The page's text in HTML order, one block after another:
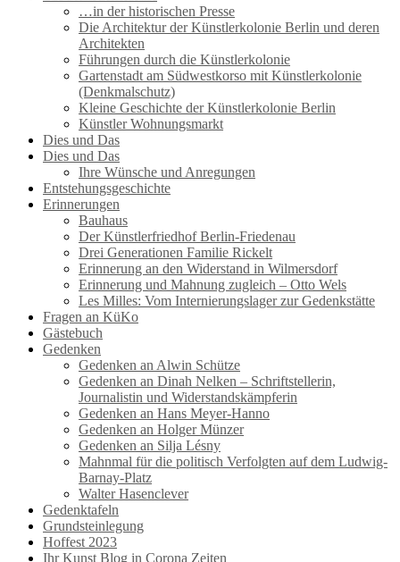
…in der historischen Presse
Die Architektur der Künstlerkolonie Berlin und deren
Architekten
Führungen durch die Künstlerkolonie
Gartenstadt am Südwestkorso mit Künstlerkolonie
(Denkmalschutz)
Kleine Geschichte der Künstlerkolonie Berlin
Künstler Wohnungsmarkt
Dies und Das
Dies und Das
Ihre Wünsche und Anregungen
Entstehungsgeschichte
Erinnerungen
Bauhaus
Der Künstlerfriedhof Berlin-Friedenau
Drei Generationen Familie Rickelt
Erinnerung an den Widerstand in Wilmersdorf
Erinnerung und Mahnung zugleich – Otto Wels
Les Milles: Vom Internierungslager zur Gedenkstätte
Fragen an KüKo
Gästebuch
Gedenken
Gedenken an Alwin Schütze
Gedenken an Dinah Nelken – Schriftstellerin,
Journalistin und Widerstandskämpferin
Gedenken an Hans Meyer-Hanno
Gedenken an Holger Münzer
Gedenken an Silja Lésny
Mahnmal für die politisch Verfolgten auf dem Ludwig-
Barnay-Platz
Walter Hasenclever
Gedenktafeln
Grundsteinlegung
Hoffest 2023
Ihr Kunst Blog in Corona Zeiten